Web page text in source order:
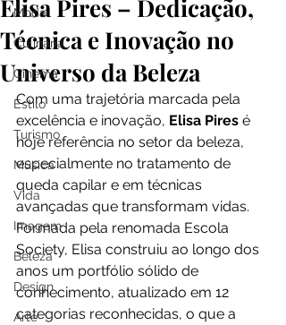
Moda
Culinária
Cinema
Estilo
Turismo
Música
Vida
Imagem
Beleza
Design
Arte
Elisa Pires – Dedicação,
Técnica e Inovação no
Universo da Beleza
Com uma trajetória marcada pela
excelência e inovação, Elisa Pires é
hoje referência no setor da beleza,
especialmente no tratamento de
queda capilar e em técnicas
avançadas que transformam vidas.
Formada pela renomada Escola
Society, Elisa construiu ao longo dos
anos um portfólio sólido de
conhecimento, atualizado em 12
categorias reconhecidas, o que a